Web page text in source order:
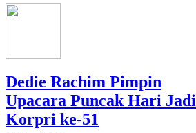
Dedie Rachim Pimpin
Upacara Puncak Hari Jadi
Korpri ke-51